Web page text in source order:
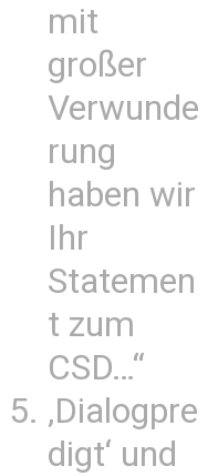
mit
großer
Verwunde
rung
haben wir
Ihr
Statemen
t zum
CSD…“
‚Dialogpre
digt‘ und